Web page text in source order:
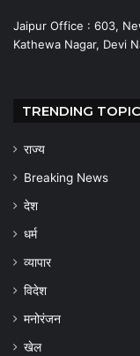
Jaipur Office : 603,
Kathewa Nagar, Devi
TRENDING
राज्य
Breaking News
देश
धर्म
व्यापार
विदेश
मनोरंजन
खेल